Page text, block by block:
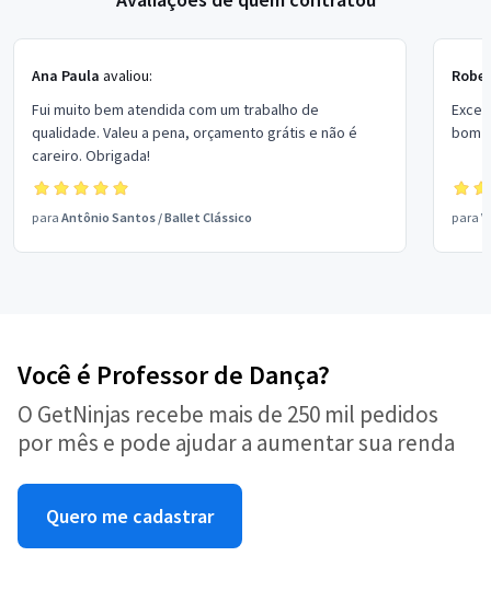
Ana Paula avaliou:
Fui muito bem atendida com um trabalho de
qualidade. Valeu a pena, orçamento grátis e não é
careiro. Obrigada!
para Antônio Santos /Ballet Clássico
bom
para
Você é Professor de Dança?
O GetNinjas recebe mais de 250 mil pedidos
por mês e pode ajudar a aumentar sua renda
Quero me cadastrar